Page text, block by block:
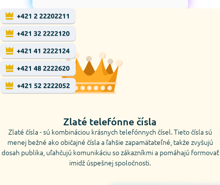
Zlaté telefónne čísla
Zlaté čísla - sú kombináciou krásnych telefónnych čísel. Tieto čísla sú
menej bežné ako običajné čísla a ľahšie zapamätateľné, takže zvyšujú
dosah publika, uľahčujú komunikáciu so zákazníkmi a pomáhajú formovať
imidž úspešnej spoločnosti.